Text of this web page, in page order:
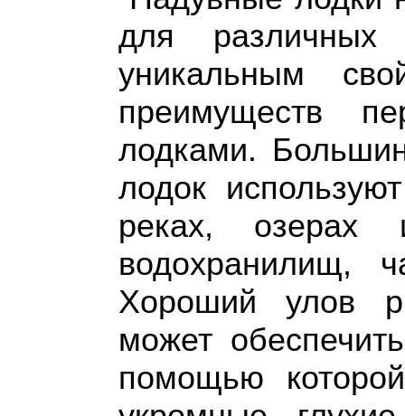
для различных
уникальным
преимуществ
лодками.
лодок
реках,
водохранилищ,
Хороший улов
может
помощью